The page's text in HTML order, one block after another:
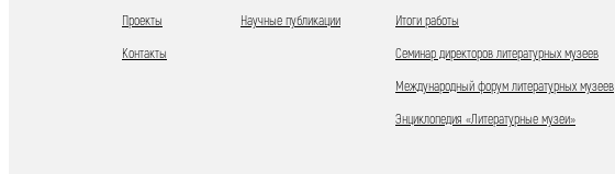
Проекты
Контакты
Научные публикации
Итоги работы
Семинар директоров литературных музеев
Международный форум литературных музеев
Энциклопедия «Литературные музеи»